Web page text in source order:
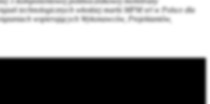
technologicznych włoskiej marki MPM srl w Polsce dla
wspierających Wykonawców, Projektantów,